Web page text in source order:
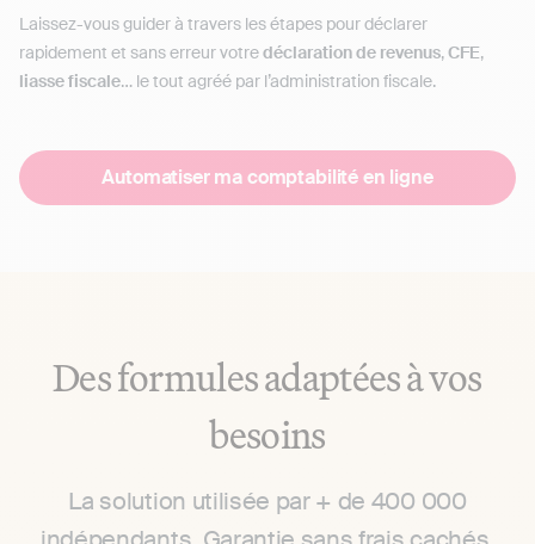
Laissez-vous guider à travers les étapes pour déclarer
rapidement et sans erreur votredéclaration de revenus,CFE,
liasse fiscale… le tout agréé par l’administration fiscale.
Automatiser ma comptabilité en ligne
Des formules adaptées à vos
besoins
La solution utilisée par + de 400 000